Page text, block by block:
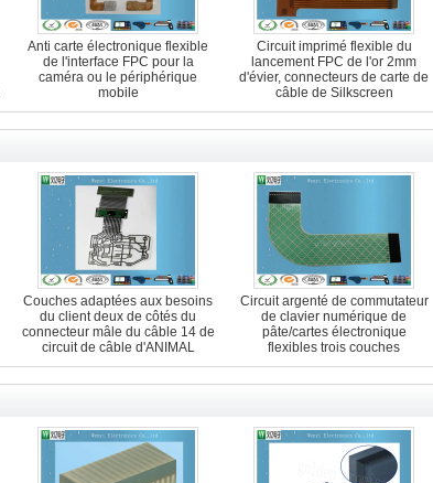
Anti carte électronique flexible
de l'interface FPC pour la
caméra ou le périphérique
mobile
Circuit imprimé flexible du
lancement FPC de l'or 2mm
d'évier, connecteurs de carte de
câble de Silkscreen
Couches adaptées aux besoins
du client deux de côtés du
connecteur mâle du câble 14 de
circuit de câble d'ANIMAL
FAMILIER trois d'ESD de
Circuit argenté de commutateur
de clavier numérique de
pâte/cartes électronique
flexibles trois couches